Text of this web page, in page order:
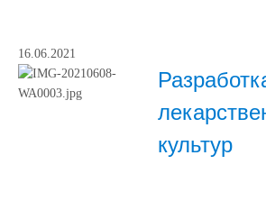
16.06.2021
культур